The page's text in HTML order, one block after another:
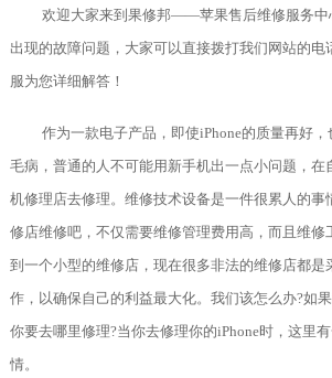
欢迎大家来到果修邦——苹果售后维修服务中
出现的故障问题，大家可以直接拨打我们网站的电
服为您详细解答！
作为一款电子产品，即使iPhone的质量再好
毛病，普通的人不可能用新手机出一点小问题，在
机修理店去修理。维修技术设备是一件很累人的事
修店维修吧，不仅需要维修管理费用高，而且维修
到一个小型的维修店，现在很多非法的维修店都是
作，以确保自己的利益最大化。我们该怎么办?如
你要去哪里修理?当你去修理你的iPhone时，这里
情。